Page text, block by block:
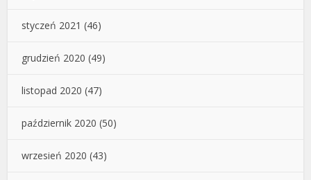
styczeń 2021 (46)
grudzień 2020 (49)
listopad 2020 (47)
październik 2020 (50)
wrzesień 2020 (43)